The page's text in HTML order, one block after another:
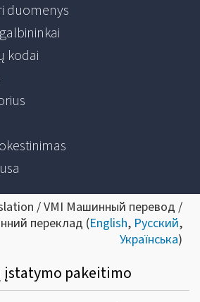
duomenys
kodai
/ VMI Машинный перевод /
переклад (English, Русский,
Українська)
įstatymo pakeitimo